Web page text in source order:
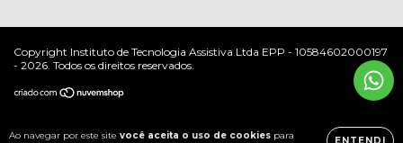
Ao navegar por este site você aceita o uso de cookies para
Copyright Instituto de Tecnologia Assistiva Ltda EPP - 10584602000197
- 2026. Todos os direitos reservados.